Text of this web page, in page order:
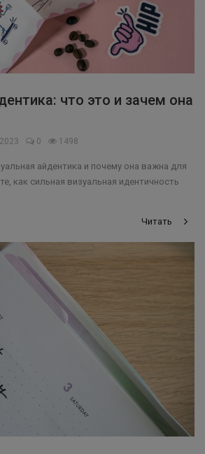
что это и зачем она
0 1498
айдентика и почему она важна для
как сильная визуальная идентичность
Читать